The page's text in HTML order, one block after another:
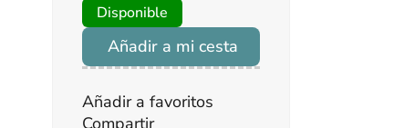
Disponible
Añadir a mi cesta
Añadir a favoritos
Compartir